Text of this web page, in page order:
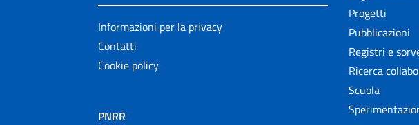
Informazioni per la privacy
Contatti
Cookie policy
PNRR
Progetti
Pubblicazioni
Registri e
Ricerca
Scuola